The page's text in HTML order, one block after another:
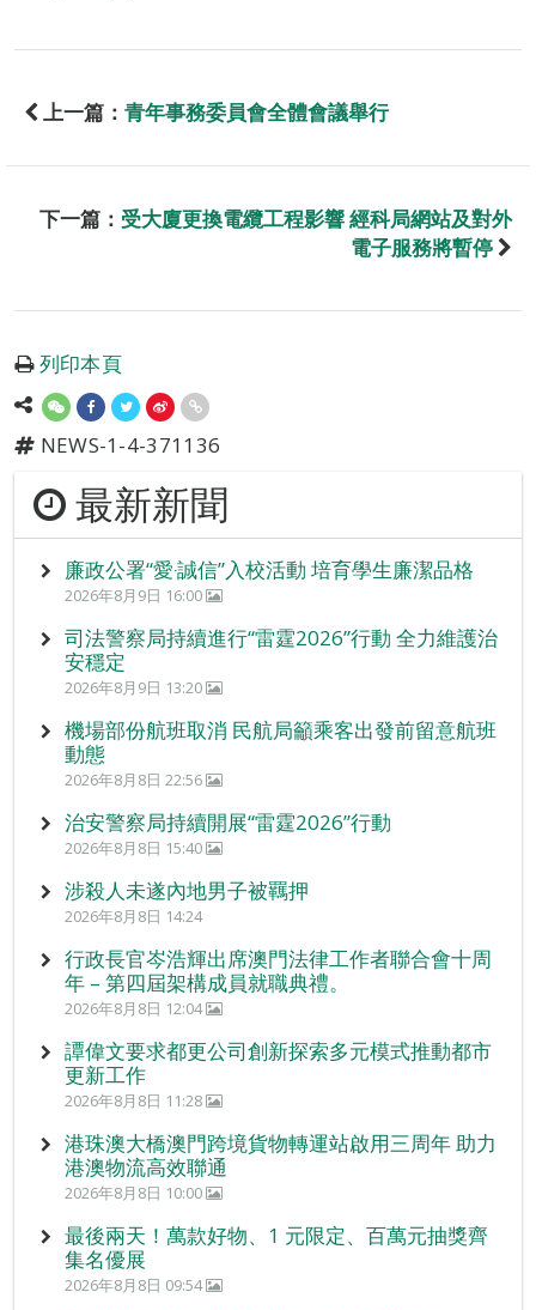
上一篇： 青年事務委員會全體會議舉行
下一篇： 受大廈更換電纜工程影響 經科局網站及對外
電子服務將暫停
列印本頁
NEWS-1-4-371136
最新新聞
廉政公署“愛‧誠信”入校活動 培育學生廉潔品格
2026年8月9日 16:00
司法警察局持續進行“雷霆2026”行動 全力維護治
安穩定
2026年8月9日 13:20
機場部份航班取消 民航局籲乘客出發前留意航班
動態
2026年8月8日 22:56
治安警察局持續開展“雷霆2026”行動
2026年8月8日 15:40
涉殺人未遂內地男子被羈押
2026年8月8日 14:24
行政長官岑浩輝出席澳門法律工作者聯合會十周
年 – 第四屆架構成員就職典禮。
2026年8月8日 12:04
譚偉文要求都更公司創新探索多元模式推動都市
更新工作
2026年8月8日 11:28
港珠澳大橋澳門跨境貨物轉運站啟用三周年 助力
港澳物流高效聯通
2026年8月8日 10:00
最後兩天！萬款好物、1 元限定、百萬元抽獎齊
集名優展
2026年8月8日 09:54